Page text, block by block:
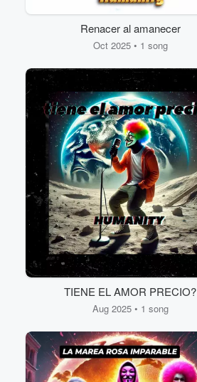
Renacer al amanecer
Oct 2025 • 1 song
TIENE EL AMOR PRECIO?
Aug 2025 • 1 song